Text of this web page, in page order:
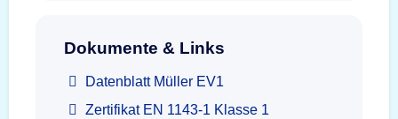
Dokumente & Links
Datenblatt Müller EV1
Zertifikat EN 1143-1 Klasse 1